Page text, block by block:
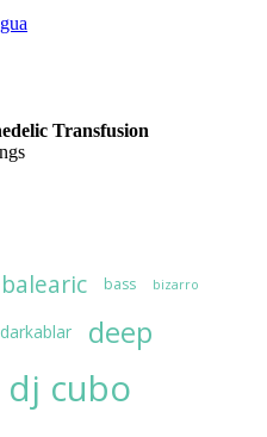
balearic bass bizarro
darkablar
deep
dj cubo